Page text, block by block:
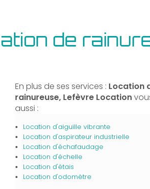
de
En plus de ses services : Location
rainureuse, Lefèvre Location
aussi :
Location d'aiguille vibrante
Location d'aspirateur industrielle
Location d'échafaudage
Location d'échelle
Location d'étais
Location d'odomètre